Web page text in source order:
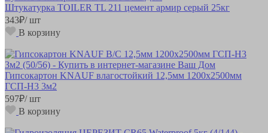
Штукатурка TOILER TL 211 цемент армир серый 25кг
343₽/ шт
В корзину
Гипсокартон KNAUF влагостойкий 12,5мм 1200х2500мм
ГСП-Н3 3м2
597₽/ шт
В корзину